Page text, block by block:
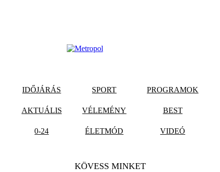
IDŐJÁRÁS SPORT PROGRAMOK
AKTUÁLIS VÉLEMÉNY BEST
0-24 ÉLETMÓD VIDEÓ
KÖVESS MINKET